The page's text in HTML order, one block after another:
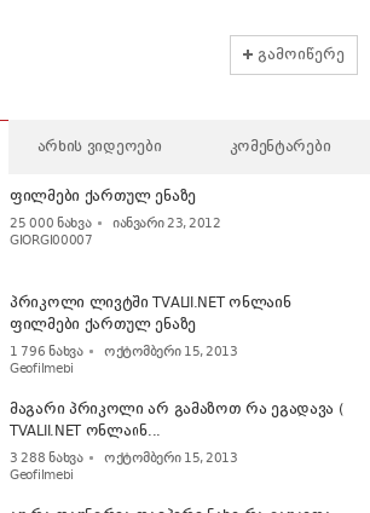
გამოიწერე
არხის ვიდეოები კომენტარები
ფილმები ქართულ ენაზე
25 000 ნახვა
იანვარი 23, 2012
GIORGI00007
პრიკოლი ლივტში TVALII.NET ონლაინ
ფილმები ქართულ ენაზე
1 796 ნახვა
ოქტომბერი 15, 2013
Geofilmebi
მაგარი პრიკოლი არ გამაზოთ რა ეგადავა (
TVALII.NET ონლაინ...
3 288 ნახვა
ოქტომბერი 15, 2013
Geofilmebi